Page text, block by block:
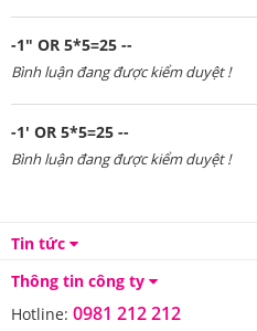
-1" OR 5*5=25 --
Bình luận đang được kiểm duyệt !
-1' OR 5*5=25 --
Bình luận đang được kiểm duyệt !
Tin tức
Thông tin công ty
Hotline: 0981 212 212